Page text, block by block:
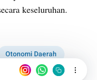
keseluruhan.
Otonomi Daerah